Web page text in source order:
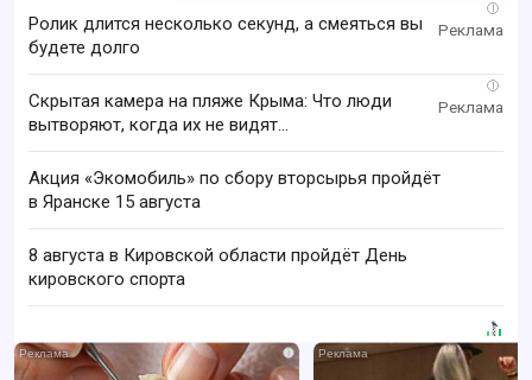
i
Ролик длится несколько секунд, а смеяться вы
будете долго
i
Скрытая камера на пляже Крыма: Что люди
вытворяют, когда их не видят...
Акция «Экомобиль» по сбору вторсырья пройдёт
в Яранске 15 августа
8 августа в Кировской области пройдёт День
кировского спорта
i